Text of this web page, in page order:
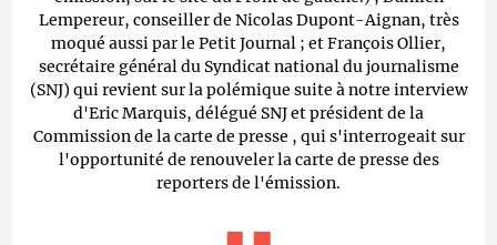
Lempereur, conseiller de Nicolas Dupont-Aignan, très
moqué aussi par le Petit Journal ; et François Ollier,
secrétaire général du Syndicat national du journalisme
(SNJ) qui revient sur la polémique suite à notre interview
d'Eric Marquis, délégué SNJ et président de la
Commission de la carte de presse , qui s'interrogeait sur
l'opportunité de renouveler la carte de presse des
reporters de l'émission.